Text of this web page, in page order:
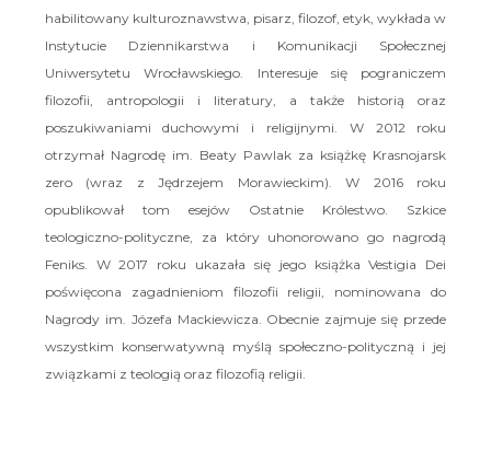
habilitowany kulturoznawstwa, pisarz, filozof, etyk, wykłada w
Instytucie Dziennikarstwa i Komunikacji Społecznej
Uniwersytetu Wrocławskiego. Interesuje się pograniczem
filozofii, antropologii i literatury, a także historią oraz
poszukiwaniami duchowymi i religijnymi. W 2012 roku
otrzymał Nagrodę im. Beaty Pawlak za książkę Krasnojarsk
zero (wraz z Jędrzejem Morawieckim). W 2016 roku
opublikował tom esejów Ostatnie Królestwo. Szkice
teologiczno-polityczne, za który uhonorowano go nagrodą
Feniks. W 2017 roku ukazała się jego książka Vestigia Dei
poświęcona zagadnieniom filozofii religii, nominowana do
Nagrody im. Józefa Mackiewicza. Obecnie zajmuje się przede
wszystkim konserwatywną myślą społeczno-polityczną i jej
związkami z teologią oraz filozofią religii.